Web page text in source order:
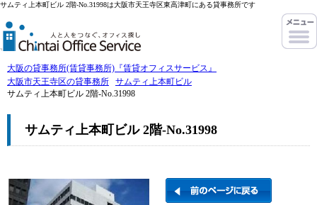
サムティ上本町ビル 2階-No.31998は大阪市天王寺区東高津町にある貸事務所です
大阪の貸事務所(賃貸事務所)『賃貸オフィスサービス』
大阪市天王寺区の貸事務所
サムティ上本町ビル
サムティ上本町ビル 2階-No.31998
サムティ上本町ビル 2階-No.31998